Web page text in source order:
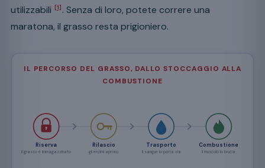
utilizzabili
[1] . Senza di loro, potete correre una
maratona, il grasso resta prigioniero.
IL PERCORSO DEL GRASSO, DALLO STOCCAGGIO ALLA
COMBUSTIONE
Riserva
il grasso è immagazzinato
Rilascio
gli enzimi aprono
Trasporto
il sangue lo porta via
Combustione
il muscolo lo brucia